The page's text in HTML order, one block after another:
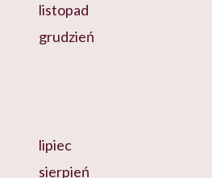
listopad
grudzień
lipiec
sierpień